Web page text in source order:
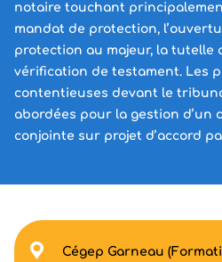
notaire touchant
mandat de protection,
protection au majeur, la tutelle
vérification de testament. Les
contentieuses devant le
abordées pour la gestion d’un
conjointe sur projet d’accord
Cégep Garneau